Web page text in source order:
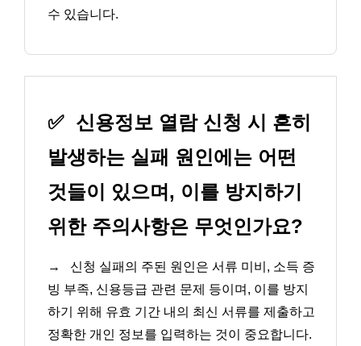
수 있습니다.
✅ 신용정보 열람 신청 시 흔히
발생하는 실패 원인에는 어떤
것들이 있으며, 이를 방지하기
위한 주의사항은 무엇인가요?
→
신청 실패의 주된 원인은 서류 미비, 소득 증
빙 부족, 신용등급 관련 문제 등이며, 이를 방지
하기 위해 유효 기간 내의 최신 서류를 제출하고
정확한 개인 정보를 입력하는 것이 중요합니다.